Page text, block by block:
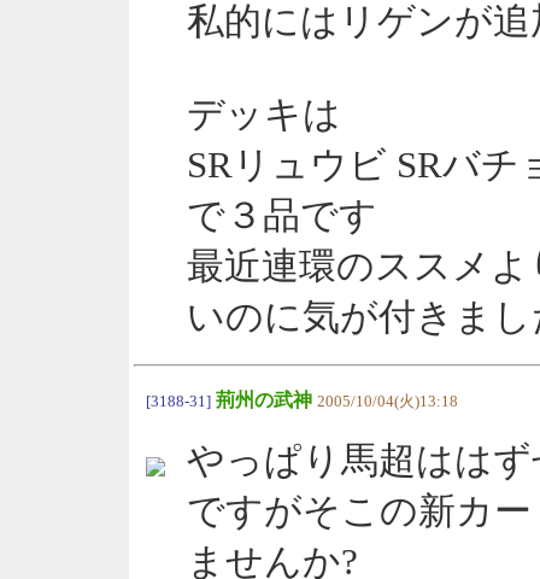
私的にはリゲンが
デッキは
SRリュウビ SRバ
で３品です
最近連環のススメ
いのに気が付きまし
[3188-31] 荊州の武神 2005/10/04(火)13:18
やっぱり馬超はは
ですがそこの新カ
ませんか?